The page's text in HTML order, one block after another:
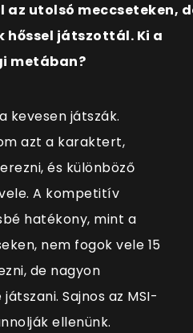
utolsó meccseteken,
hőssel játszottál. Ki a
metában?
kevesen játszák.
azt a karaktert,
és különböző
A kompetitív
hatékony, mint a
nem fogok vele 15
de nagyon
Sajnos az MSI-
ellenünk.